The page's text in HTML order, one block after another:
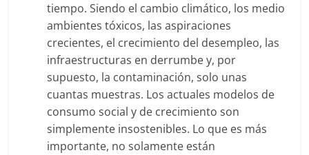
tiempo. Siendo el cambio climático, los medio
ambientes tóxicos, las aspiraciones
crecientes, el crecimiento del desempleo, las
infraestructuras en derrumbe y, por
supuesto, la contaminación, solo unas
cuantas muestras. Los actuales modelos de
consumo social y de crecimiento son
simplemente insostenibles. Lo que es más
importante, no solamente están